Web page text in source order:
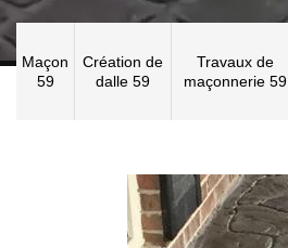
Maçon
59
Création de
dalle 59
Travaux de
maçonnerie 59